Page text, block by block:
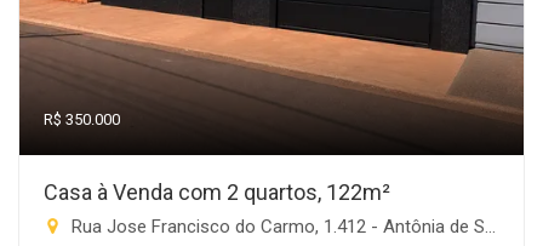
R$ 350.000
Casa à Venda com 2 quartos, 122m²
Rua Jose Francisco do Carmo, 1.412 - Antônia de Souza Barbosa, Rio Brilhante-MS